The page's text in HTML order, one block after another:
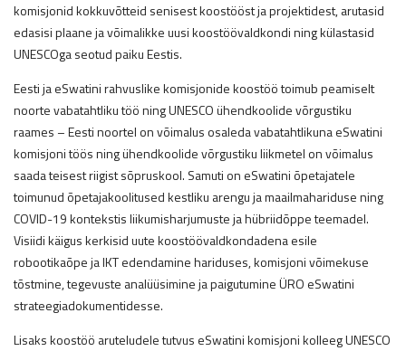
komisjonid kokkuvõtteid senisest koostööst ja projektidest, arutasid
edasisi plaane ja võimalikke uusi koostöövaldkondi ning külastasid
UNESCOga seotud paiku Eestis.
Eesti ja eSwatini rahvuslike komisjonide koostöö toimub peamiselt
noorte vabatahtliku töö ning UNESCO ühendkoolide võrgustiku
raames – Eesti noortel on võimalus osaleda vabatahtlikuna eSwatini
komisjoni töös ning ühendkoolide võrgustiku liikmetel on võimalus
saada teisest riigist sõpruskool. Samuti on eSwatini õpetajatele
toimunud õpetajakoolitused kestliku arengu ja maailmahariduse ning
COVID-19 kontekstis liikumisharjumuste ja hübriidõppe teemadel.
Visiidi käigus kerkisid uute koostöövaldkondadena esile
robootikaõpe ja IKT edendamine hariduses, komisjoni võimekuse
tõstmine, tegevuste analüüsimine ja paigutumine ÜRO eSwatini
strateegiadokumentidesse.
Lisaks koostöö aruteludele tutvus eSwatini komisjoni kolleeg UNESCO